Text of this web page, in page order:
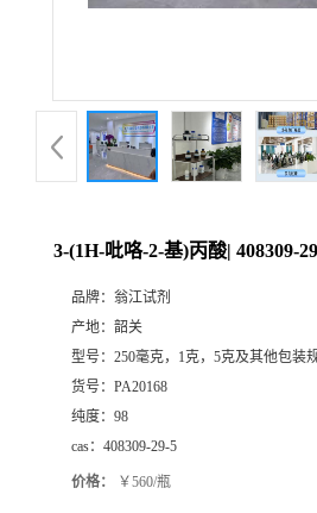
3-(1H-吡咯-2-基)丙酸| 408309-
品牌： 翁江试剂
产地： 韶关
型号： 250毫克，1克，5克及其他包装
货号： PA20168
纯度： 98
cas： 408309-29-5
价格： ￥560/瓶